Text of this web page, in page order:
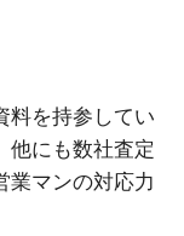
料を持参してい
他にも数社査定
業マンの対応力